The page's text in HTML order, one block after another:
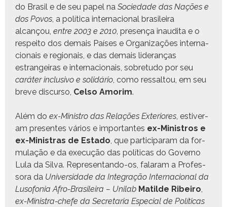
do Brasil e de seu papel na Sociedade das Nações e
dos Povos, a políti­ca inter­na­cional brasileira
alcançou, entre 2003 e 2010, pre­sença inau­di­ta e o
respeito dos demais País­es e Orga­ni­za­ções inter­na­
cionais e region­ais, e das demais lid­er­anças
estrangeiras e inter­na­cionais, sobre­tu­do por seu
caráter inclu­si­vo e solidário, como ressaltou, em seu
breve dis­cur­so, Cel­so Amor­im.
Além do ex-Min­istro das Relações Exte­ri­ores, estiver­
am pre­sentes vários e impor­tantes ex-Min­istros e
ex-Min­is­tras de Esta­do, que par­tic­i­param da for­
mu­lação e da exe­cução das políti­cas do Gov­er­no
Lula da Sil­va. Rep­re­sen­tan­do-os, falaram a Pro­fes­
so­ra da Uni­ver­si­dade da Inte­gração Inter­na­cional da
Luso­fo­nia Afro-Brasileira – Uni­lab Matilde Ribeiro,
ex-Min­is­tra-chefe da Sec­re­taria Espe­cial de Políti­cas